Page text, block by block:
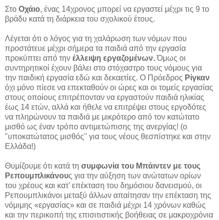
Στο Οχάιο, ένας 14χρονος μπορεί να εργαστεί μέχρι τις 9 το
βράδυ κατά τη διάρκεια του σχολικού έτους.
Λέγεται ότι ο λόγος για τη χαλάρωση των νόμων που
προστάτευε μέχρι σήμερα τα παιδιά από την εργασία
προκύπτει από την έλλειψη εργαζομένων.Όμως οι
συντηρητικοί έχουν βάλει στο στόχαστρο τους νόμους για
την παιδική εργασία εδώ και δεκαετίες. Ο Πρόεδρος Ρίγκαν
όχι μόνο πίεσε να επεκταθούν οι ώρες και οι τομείς εργασίας
στους οποίους επιτρέπονταν να εργαστούν παιδιά ηλικίας
έως 14 ετών, αλλά και ήθελε να επιτρέψει στους εργοδότες
να πληρώνουν τα παιδιά με μικρότερο από τον κατώτατο
μισθό ως έναν τρόπο αντιμετώπισης της ανεργίας! (ο
"υποκατώτατος μισθός" για τους νέους θεσπίστηκε και στην
Ελλάδα!)
Θυμίζουμε ότι κατά τη συμφωνία του Μπάιντεν με τους
Ρεπουμπλικάνους για την αύξηση των ανώτατων ορίων
του χρέους και κατ’ επέκταση του δημόσιου δανεισμού, οι
Ρεπουμπλικάνοι μεταξύ άλλων απαίτησαν την επέκταση της
νόμιμης «εργασίας» και σε παιδιά μέχρι 14 χρόνων καθώς
και την περικοπή της επισιτιστικής βοήθειας σε μακροχρόνια